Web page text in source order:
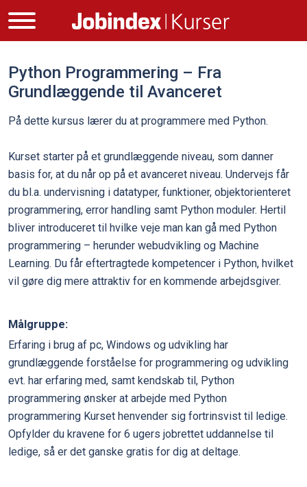
Python Programmering – Fra
Grundlæggende til Avanceret
På dette kursus lærer du at programmere med Python.
Kurset starter på et grundlæggende niveau, som danner
basis for, at du når op på et avanceret niveau. Undervejs får
du bl.a. undervisning i datatyper, funktioner, objektorienteret
programmering, error handling samt Python moduler. Hertil
bliver introduceret til hvilke veje man kan gå med Python
programmering – herunder webudvikling og Machine
Learning. Du får eftertragtede kompetencer i Python, hvilket
vil gøre dig mere attraktiv for en kommende arbejdsgiver.
Målgruppe:
Erfaring i brug af pc, Windows og udvikling har
grundlæggende forståelse for programmering og udvikling
evt. har erfaring med, samt kendskab til, Python
programmering ønsker at arbejde med Python
programmering Kurset henvender sig fortrinsvist til ledige.
Opfylder du kravene for 6 ugers jobrettet uddannelse til
ledige, så er det ganske gratis for dig at deltage.